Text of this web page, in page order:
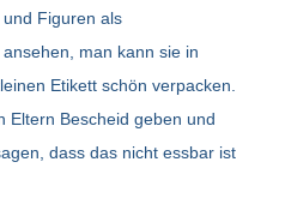
Figuren als
man kann sie in
Etikett schön verpacken.
Eltern Bescheid geben und
dass das nicht essbar ist